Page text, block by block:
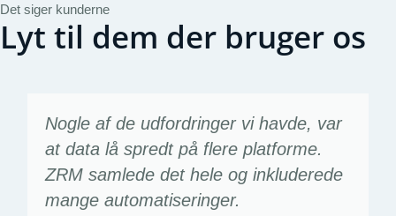
Det siger kunderne
Lyt til dem der bruger os
Nogle af de udfordringer vi havde, var
at data lå spredt på flere platforme.
ZRM samlede det hele og inkluderede
mange automatiseringer.